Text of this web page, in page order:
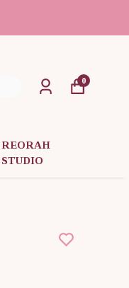
REORAH
STUDIO
0